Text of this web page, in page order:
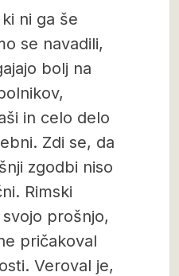
ni ga še
se navadili,
bolj na
in celo delo
Zdi se, da
zgodbi niso
Rimski
prošnjo,
pričakoval
Veroval je,